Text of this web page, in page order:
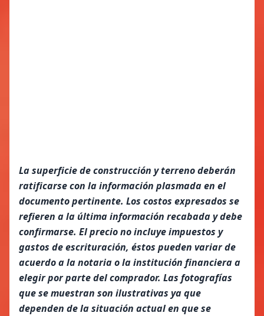
La superficie de construcción y terreno deberán
ratificarse con la información plasmada en el
documento pertinente. Los costos expresados se
refieren a la última información recabada y debe
confirmarse. El precio no incluye impuestos y
gastos de escrituración, éstos pueden variar de
acuerdo a la notaria o la institución financiera a
elegir por parte del comprador. Las fotografías
que se muestran son ilustrativas ya que
dependen de la situación actual en que se